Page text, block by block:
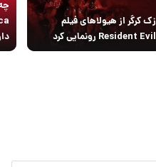
زک کرگر از هیولاهای فیلم
Resident Evil رونمایی کرد